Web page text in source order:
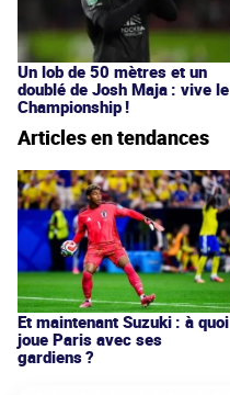
Un lob de 50 mètres et un
doublé de Josh Maja : vive le
Championship !
Articles en tendances
Et maintenant Suzuki : à quoi
joue Paris avec ses
gardiens ?